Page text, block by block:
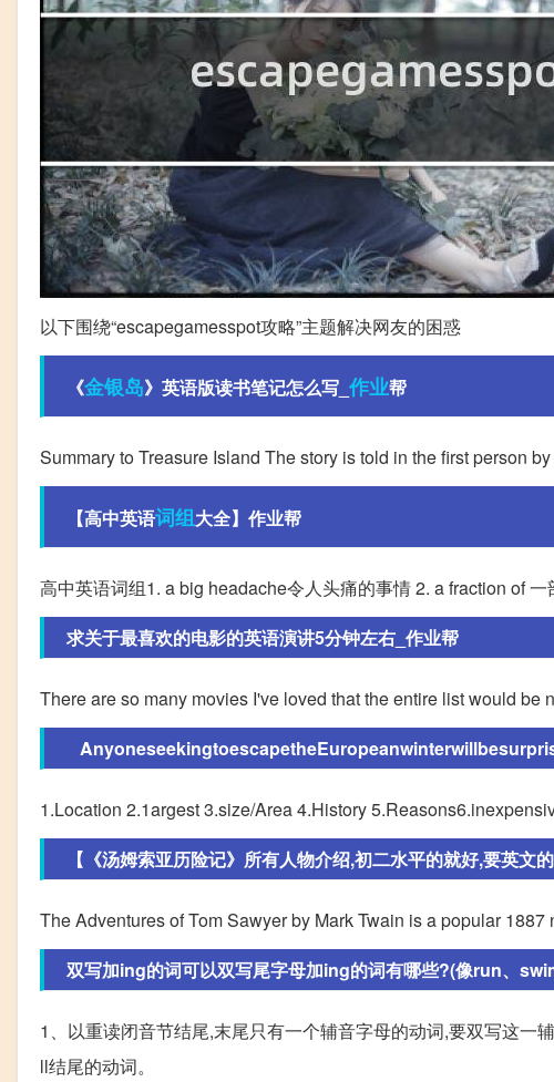
以下围绕“escapegamesspot攻略”主题解决网友的困惑
《金银岛》英语版读书笔记怎么写_ 作业帮
Summary to Treasure Island The story is told in the first person
【高中英语词组大全】作业帮
高中英语词组1. a big headache令人头痛的事情 2. a fraction of
求关于最喜欢的电影的英语演讲5分钟左右_作业帮
There are so many movies I've loved that the entire list would be
1.Location 2.1argest 3.size/Area 4.History
【《汤姆索亚历险记》所有人物介绍,初二水平的就好,要英文
The Adventures of Tom Sawyer by Mark Twain is a popular 1887
双写加ing的词可以双写尾字母加ing的词有哪些?(像run、
1、以重读闭音节结尾,末尾只有一个辅音字母的动词,要双写这一
ll结尾的动词。